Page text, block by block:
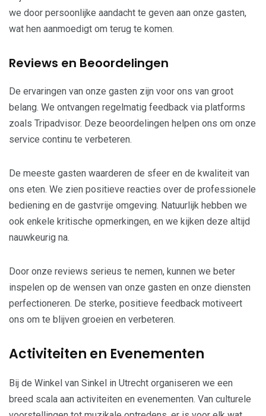
we door persoonlijke aandacht te geven aan onze gasten,
wat hen aanmoedigt om terug te komen.
Reviews en Beoordelingen
De ervaringen van onze gasten zijn voor ons van groot
belang. We ontvangen regelmatig feedback via platforms
zoals Tripadvisor. Deze beoordelingen helpen ons om onze
service continu te verbeteren.
De meeste gasten waarderen de sfeer en de kwaliteit van
ons eten. We zien positieve reacties over de professionele
bediening en de gastvrije omgeving. Natuurlijk hebben we
ook enkele kritische opmerkingen, en we kijken deze altijd
nauwkeurig na.
Door onze reviews serieus te nemen, kunnen we beter
inspelen op de wensen van onze gasten en onze diensten
perfectioneren. De sterke, positieve feedback motiveert
ons om te blijven groeien en verbeteren.
Activiteiten en Evenementen
Bij de Winkel van Sinkel in Utrecht organiseren we een
breed scala aan activiteiten en evenementen. Van culturele